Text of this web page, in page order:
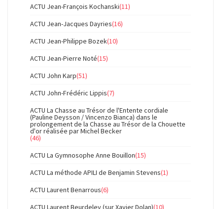
ACTU Jean-François Kochanski(11)
ACTU Jean-Jacques Dayries(16)
ACTU Jean-Philippe Bozek(10)
ACTU Jean-Pierre Noté(15)
ACTU John Karp(51)
ACTU John-Frédéric Lippis(7)
ACTU La Chasse au Trésor de l'Entente cordiale
(Pauline Deysson / Vincenzo Bianca) dans le
prolongement de la Chasse au Trésor de la Chouette
d'or réalisée par Michel Becker
(46)
ACTU La Gymnosophe Anne Bouillon(15)
ACTU La méthode APILI de Benjamin Stevens(1)
ACTU Laurent Benarrous(6)
ACTU Laurent Beurdeley (sur Xavier Dolan)(10)